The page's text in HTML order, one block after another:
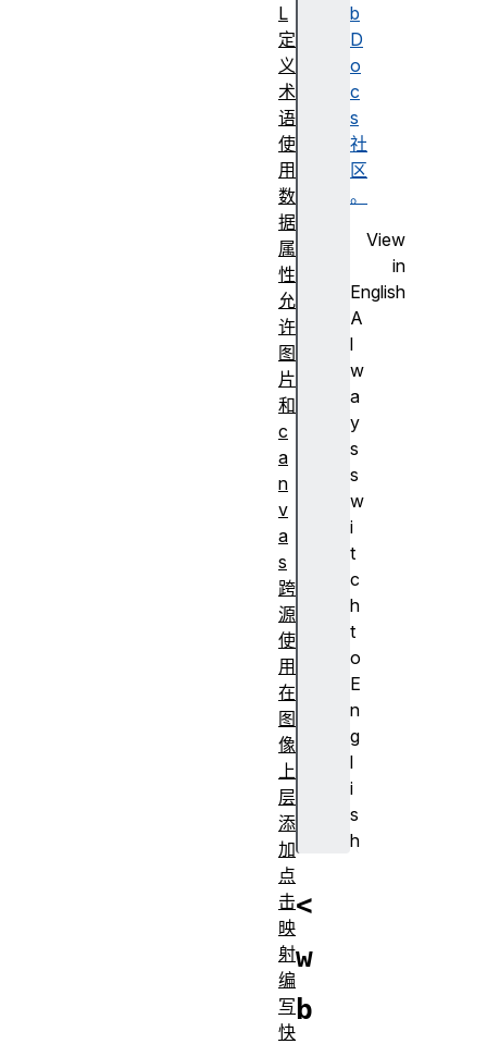
b
D
o
c
s
社
区
。
View
in
English
A
l
w
a
y
s
s
w
i
t
c
h
t
o
E
n
g
l
i
s
h
<
w
b
L
定
义
术
语
使
用
数
据
属
性
允
许
图
片
和
c
a
n
v
a
s
跨
源
使
用
在
图
像
上
层
添
加
点
击
映
射
编
写
快